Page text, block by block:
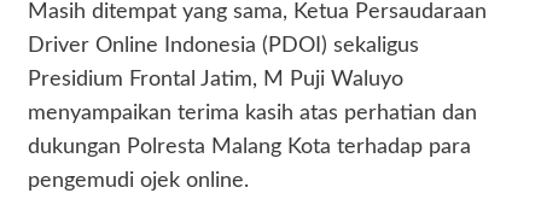
Masih ditempat yang sama, Ketua Persaudaraan
Driver Online Indonesia (PDOI) sekaligus
Presidium Frontal Jatim, M Puji Waluyo
menyampaikan terima kasih atas perhatian dan
dukungan Polresta Malang Kota terhadap para
pengemudi ojek online.